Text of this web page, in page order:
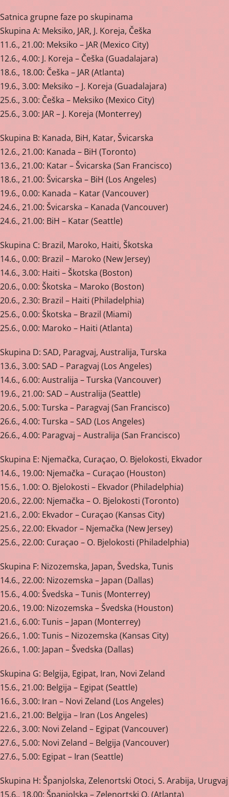
Satnica grupne faze po skupinama
Skupina A: Meksiko, JAR, J. Koreja, Češka
11.6., 21.00: Meksiko – JAR (Mexico City)
12.6., 4.00: J. Koreja – Češka (Guadalajara)
18.6., 18.00: Češka – JAR (Atlanta)
19.6., 3.00: Meksiko – J. Koreja (Guadalajara)
25.6., 3.00: Češka – Meksiko (Mexico City)
25.6., 3.00: JAR – J. Koreja (Monterrey)
Skupina B: Kanada, BiH, Katar, Švicarska
12.6., 21.00: Kanada – BiH (Toronto)
13.6., 21.00: Katar – Švicarska (San Francisco)
18.6., 21.00: Švicarska – BiH (Los Angeles)
19.6., 0.00: Kanada – Katar (Vancouver)
24.6., 21.00: Švicarska – Kanada (Vancouver)
24.6., 21.00: BiH – Katar (Seattle)
Skupina C: Brazil, Maroko, Haiti, Škotska
14.6., 0.00: Brazil – Maroko (New Jersey)
14.6., 3.00: Haiti – Škotska (Boston)
20.6., 0.00: Škotska – Maroko (Boston)
20.6., 2.30: Brazil – Haiti (Philadelphia)
25.6., 0.00: Škotska – Brazil (Miami)
25.6., 0.00: Maroko – Haiti (Atlanta)
Skupina D: SAD, Paragvaj, Australija, Turska
13.6., 3.00: SAD – Paragvaj (Los Angeles)
14.6., 6.00: Australija – Turska (Vancouver)
19.6., 21.00: SAD – Australija (Seattle)
20.6., 5.00: Turska – Paragvaj (San Francisco)
26.6., 4.00: Turska – SAD (Los Angeles)
26.6., 4.00: Paragvaj – Australija (San Francisco)
Skupina E: Njemačka, Curaçao, O. Bjelokosti, Ekvador
14.6., 19.00: Njemačka – Curaçao (Houston)
15.6., 1.00: O. Bjelokosti – Ekvador (Philadelphia)
20.6., 22.00: Njemačka – O. Bjelokosti (Toronto)
21.6., 2.00: Ekvador – Curaçao (Kansas City)
25.6., 22.00: Ekvador – Njemačka (New Jersey)
25.6., 22.00: Curaçao – O. Bjelokosti (Philadelphia)
Skupina F: Nizozemska, Japan, Švedska, Tunis
14.6., 22.00: Nizozemska – Japan (Dallas)
15.6., 4.00: Švedska – Tunis (Monterrey)
20.6., 19.00: Nizozemska – Švedska (Houston)
21.6., 6.00: Tunis – Japan (Monterrey)
26.6., 1.00: Tunis – Nizozemska (Kansas City)
26.6., 1.00: Japan – Švedska (Dallas)
Skupina G: Belgija, Egipat, Iran, Novi Zeland
15.6., 21.00: Belgija – Egipat (Seattle)
16.6., 3.00: Iran – Novi Zeland (Los Angeles)
21.6., 21.00: Belgija – Iran (Los Angeles)
22.6., 3.00: Novi Zeland – Egipat (Vancouver)
27.6., 5.00: Novi Zeland – Belgija (Vancouver)
27.6., 5.00: Egipat – Iran (Seattle)
Skupina H: Španjolska, Zelenortski Otoci, S. Arabija, Urugvaj
15.6., 18.00: Španjolska – Zelenortski O. (Atlanta)